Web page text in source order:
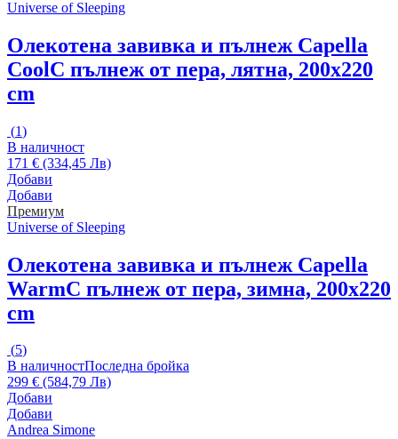
Universe of Sleeping
Олекотена завивка и пълнеж Capella
CoolС пълнеж от пера, лятна, 200x220
cm
(1)
В наличност
171 € (334,45 Лв)
Добави
Добави
Премиум
Universe of Sleeping
Олекотена завивка и пълнеж Capella
WarmС пълнеж от пера, зимна, 200x220
cm
(5)
В наличностПоследна бройка
299 € (584,79 Лв)
Добави
Добави
Andrea Simone